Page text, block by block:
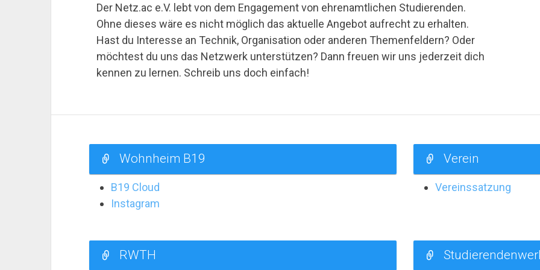
Der Netz.ac e.V. lebt von dem Engagement von ehrenamtlichen Studierenden.
Ohne dieses wäre es nicht möglich das aktuelle Angebot aufrecht zu erhalten.
Hast du Interesse an Technik, Organisation oder anderen Themenfeldern? Oder
möchtest du uns das Netzwerk unterstützen? Dann freuen wir uns jederzeit dich
kennen zu lernen. Schreib uns doch einfach!
Wohnheim B19
B19 Cloud
Instagram
Verein
Vereinssatzung
RWTH